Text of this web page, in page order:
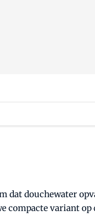
dat douchewater
compacte variant